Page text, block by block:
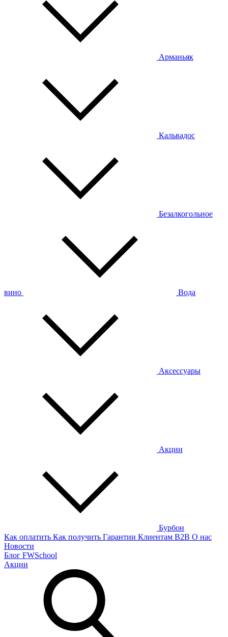
Арманьяк
Кальвадос
Безалкогольное
вино Вода
Аксессуары
Акции
Бурбон
Как оплатить Как получить Гарантии Клиентам B2B О нас
Новости
Блог FWSchool
Акции